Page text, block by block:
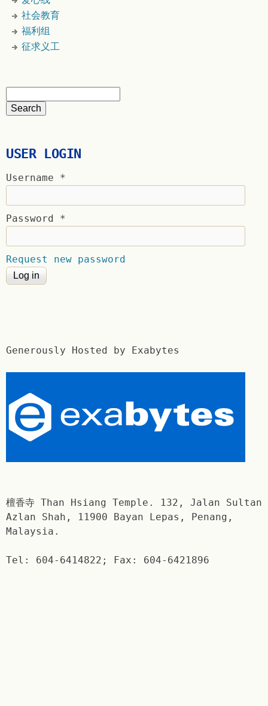
社会教育
福利组
征求义工
USER LOGIN
Username *
Password *
Request new password
Generously Hosted by Exabytes
檀香寺 Than Hsiang Temple. 132, Jalan Sultan
Azlan Shah, 11900 Bayan Lepas, Penang,
Malaysia.
Tel: 604-6414822; Fax: 604-6421896